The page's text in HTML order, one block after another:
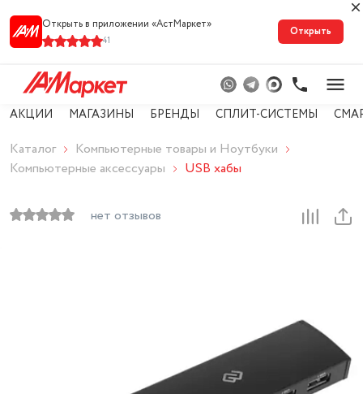
Открыть в приложении «АстМарке‪т‬»
41
Открыть
АКЦИИ МАГАЗИНЫ БРЕНДЫ СПЛИТ-СИСТЕМЫ
Каталог
Компьютерные товары и Ноутбуки
Компьютерные аксессуары
USB хабы
нет отзывов